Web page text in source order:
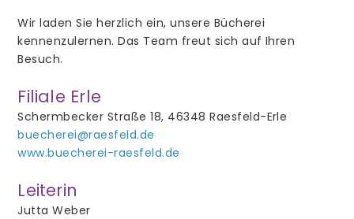
Gottesdienste
Stellenangebote
Taufe
Beichte
Wir laden Sie herzlich ein, unsere Bücherei
kennenzulernen. Das Team freut sich auf Ihren
Besuch.
Filiale Erle
Schermbecker Straße 18, 46348 Raesfeld-Erle
buecherei@raesfeld.de
www.buecherei-raesfeld.de
Leiterin
Jutta Weber